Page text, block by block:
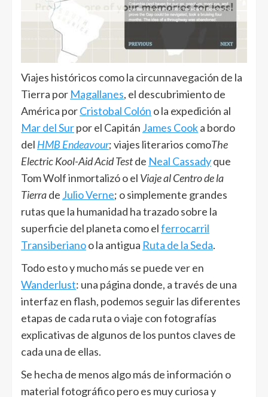
Viajes históricos como la circunnavegación de la
Tierra por Magallanes, el descubrimiento de
América porCristobal Colón o la expedición al
Mar del Surpor el Capitán James Cooka bordo
del HMB Endeavour; viajes literarios comoThe
Electric Kool-Aid Acid Testde Neal Cassadyque
Tom Wolf inmortalizó o el Viaje al Centro de la
Tierrade Julio Verne; o simplemente grandes
rutas que la humanidad ha trazado sobre la
superficie del planeta como elferrocarril
Transiberianoo la antigua Ruta de la Seda.
Todo esto y mucho más se puede ver en
Wanderlust: una página donde, a través de una
interfaz en flash, podemos seguir las diferentes
etapas de cada ruta o viaje con fotografías
explicativas de algunos de los puntos claves de
cada una de ellas.
Se hecha de menos algo más de información o
material fotográfico pero es muy curiosa y